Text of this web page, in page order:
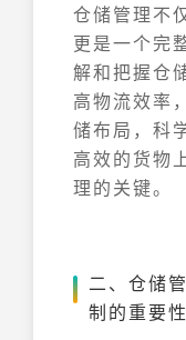
仓储管理不
更是一个完
解和把握仓
高物流效率
储布局，科
高效的货物
理的关键。
二、仓储
制的重要性